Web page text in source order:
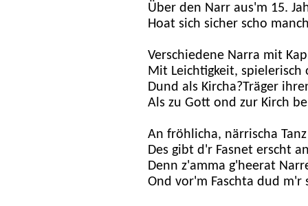
Über den Narr aus'm 15.
Hoat sich sicher scho
Verschiedene Narra mit
Mit Leichtigkeit, spielerisch
Dund als Kircha?Träger
Als zu Gott ond zur Kirch
An fröhlicha, närrischa
Des gibt d'r Fasnet erscht
Denn z'amma g'heerat
Ond vor'm Faschta dud m'r